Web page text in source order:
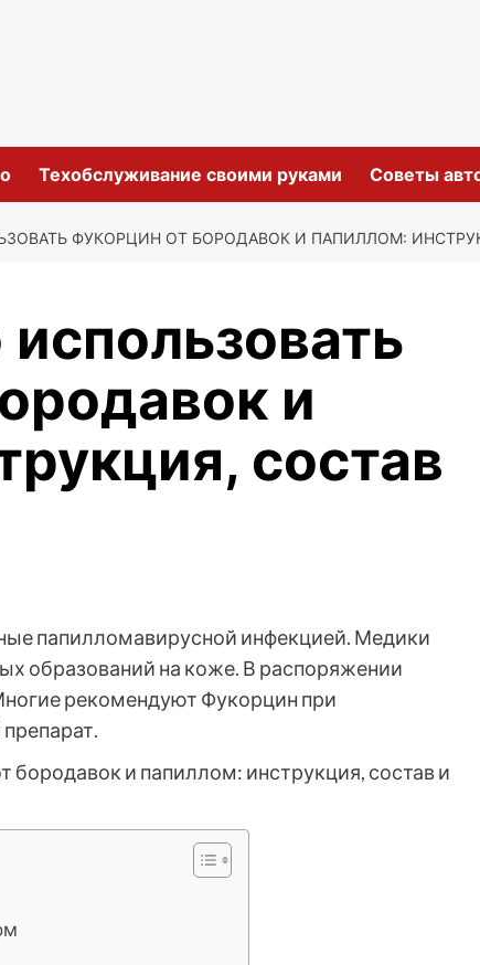
Техобслуживание своими руками Советы
ФУКОРЦИН ОТ БОРОДАВОК И ПАПИЛЛОМ:
и
состав
папилломавирусной инфекцией. Медики
образований на коже. В распоряжении
рекомендуют Фукорцин при